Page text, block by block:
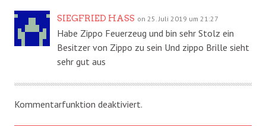
SIEGFRIED HASS on 25. Juli 2019 um 21:27
Habe Zippo Feuerzeug und bin sehr Stolz ein
Besitzer von Zippo zu sein Und zippo Brille sieht
sehr gut aus
Kommentarfunktion deaktiviert.